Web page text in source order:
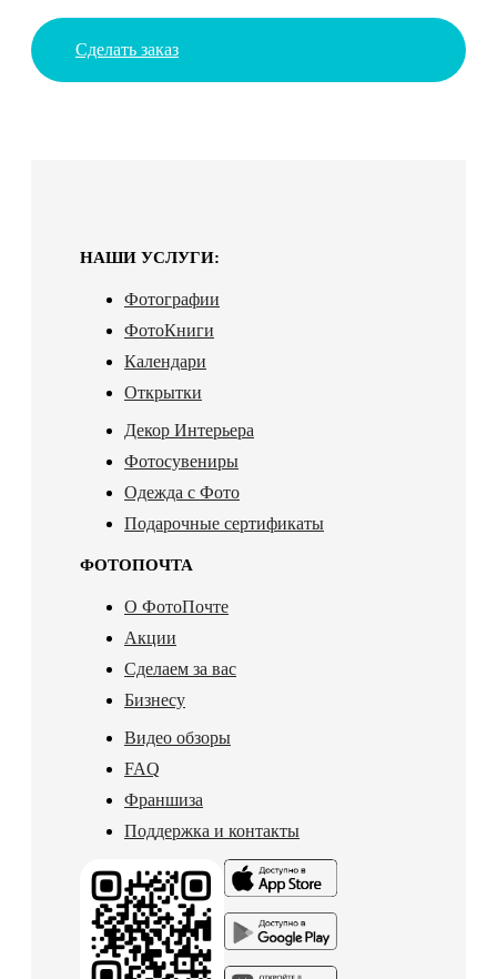
Сделать заказ
НАШИ УСЛУГИ:
Фотографии
ФотоКниги
Календари
Открытки
Декор Интерьера
Фотосувениры
Одежда с Фото
Подарочные сертификаты
ФОТОПОЧТА
О ФотоПочте
Акции
Сделаем за вас
Бизнесу
Видео обзоры
FAQ
Франшиза
Поддержка и контакты